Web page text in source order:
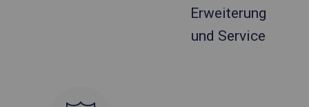
Erweiterung
und Service